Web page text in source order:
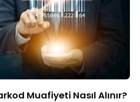
Muafiyeti Nasıl Alınır?